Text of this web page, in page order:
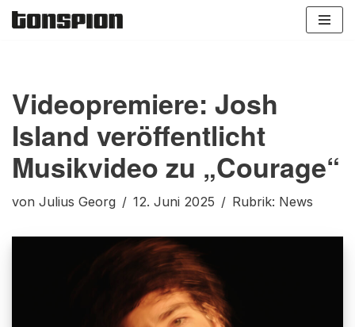
Videopremiere: Josh
Island veröffentlicht
Musikvideo zu „Courage“
von Julius Georg 12. Juni 2025 Rubrik: News